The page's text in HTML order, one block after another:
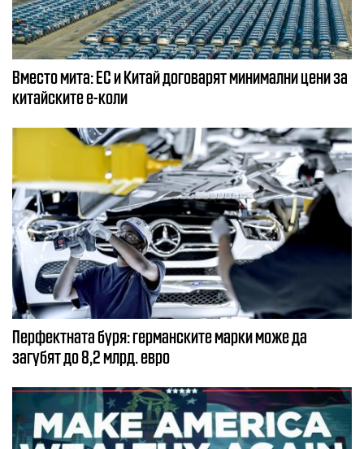
Вместо мита: ЕС и Китай договарят минимални цени за
китайските е-коли
Перфектната буря: германските марки може да
загубят до 8,2 млрд. евро